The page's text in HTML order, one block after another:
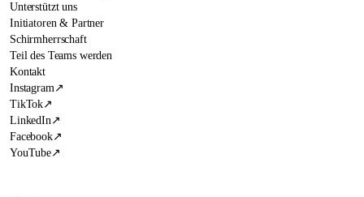
Unterstützt uns
Initiatoren & Partner
Schirmherrschaft
Teil des Teams werden
Kontakt
Instagram↗
TikTok↗
LinkedIn↗
Facebook↗
YouTube↗